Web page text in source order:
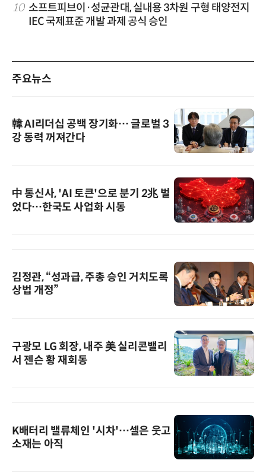
10 소프트피브이·성균관대, 실내용 3차원 구형 태양전지
IEC 국제표준 개발 과제 공식 승인
주요뉴스
韓 AI리더십 공백 장기화… 글로벌 3
강 동력 꺼져간다
中 통신사, 'AI 토큰'으로 분기 2兆 벌
었다…한국도 사업화 시동
김정관, “성과급, 주총 승인 거치도록
상법 개정”
구광모 LG 회장, 내주 美 실리콘밸리
서 젠슨 황 재회동
K배터리 밸류체인 '시차'…셀은 웃고
소재는 아직